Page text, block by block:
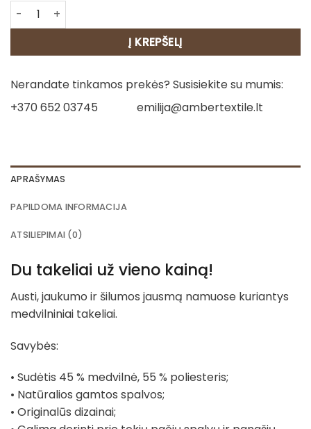
produkto kiekis: Stalo takelis 1 perkate – antras
Į KREPŠELĮ
Nerandate tinkamos prekės? Susisiekite su mumis:
+370 652 03745
emilija@ambertextile.lt
APRAŠYMAS
PAPILDOMA INFORMACIJA
ATSILIEPIMAI (0)
Du takeliai už vieno kainą!
Austi, jaukumo ir šilumos jausmą namuose kuriantys
medvilniniai takeliai.
Savybės:
• Sudėtis 45 % medvilnė, 55 % poliesteris;
• Natūralios gamtos spalvos;
• Originalūs dizainai;